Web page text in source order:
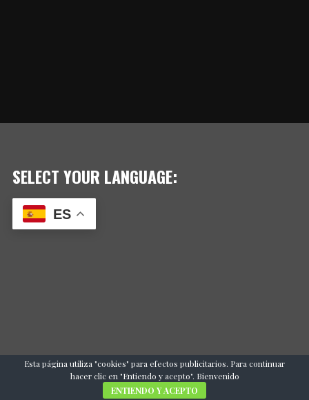
SELECT YOUR LANGUAGE:
ES
Esta página utiliza "cookies" para efectos publicitarios. Para continuar
hacer clic en "Entiendo y acepto". Bienvenido
ENTIENDO Y ACEPTO